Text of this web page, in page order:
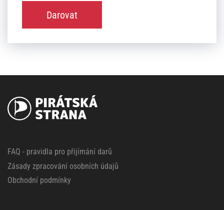
Darovat
FAQ - pravidla pro přijímání darů
Zásady zpracování osobních údajů
Obchodní podmínky